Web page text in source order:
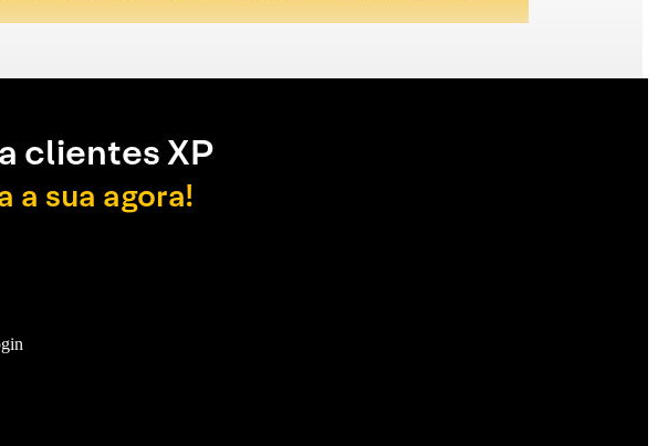
clientes XP
a sua agora!